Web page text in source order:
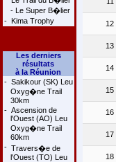
- Le Super B�lier
- Kima Trophy
Les derniers
résultats
à la Réunion
- Sakikour (SK) Leu
Oxyg�ne Trail
30km
- Ascension de
l'Ouest (AO) Leu
Oxyg�ne Trail
60km
- Travers�e de
l'Ouest (TO) Leu
12
13
14
15
16
17
18